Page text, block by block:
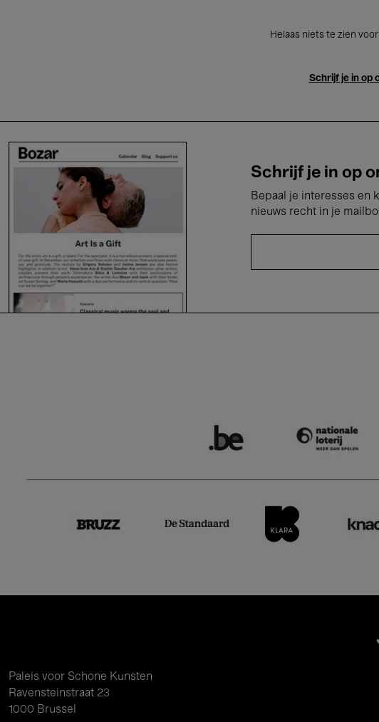
Helaas niets te zien
Schrijf je in op
Schrijf je in op
Bepaal je interesses en
nieuws recht in je
Paleis voor Schone Kunsten
Ravensteinstraat 23
1000 Brussel